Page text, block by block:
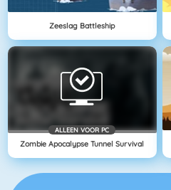
Zeeslag Battleship
ALLEEN VOOR PC
Zombie Apocalypse Tunnel Survival